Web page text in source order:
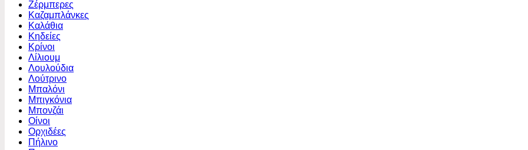
Ζέρμπερες
Καζαμπλάνκες
Καλάθια
Κηδείες
Κρίνοι
Λίλιουμ
Λουλούδια
Λούτρινο
Μπαλόνι
Μπιγκόνια
Μπονζάι
Οίνοι
Ορχιδέες
Πήλινο